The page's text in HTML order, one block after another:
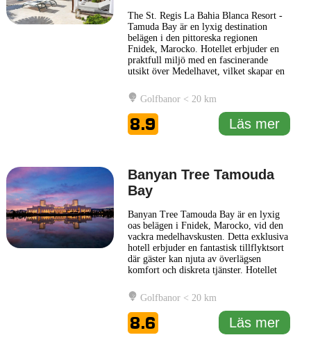
The St. Regis La Bahia Blanca Resort -
Tamuda Bay är en lyxig destination
belägen i den pittoreska regionen
Fnidek, Marocko. Hotellet erbjuder en
praktfull miljö med en fascinerande
utsikt över Medelhavet, vilket skapar en
återhämtning. Anläggningen kombinerar
modern komfort med traditionell
marockansk arkitektur och design, vilket
ger gästerna en unik upplevelse... Läs
mer
Golfbanor < 20 km
8.9 Läs mer
Banyan Tree Tamouda
Bay
Banyan Tree Tamouda Bay är en lyxig
oas belägen i Fnidek, Marocko, vid den
vackra medelhavskusten. Detta exklusiva
hotell erbjuder en fantastisk tillflyktsort
där gäster kan njuta av överlägsen
komfort och diskreta tjänster. Hotellet
blå vattnet möter de mjuka
sandstränderna, vilket skapar en perfekt
bakgrund för avkoppling och rofylldhet.
Gäster på Banyan
... Läs mer
Golfbanor < 20 km
8.6 Läs mer